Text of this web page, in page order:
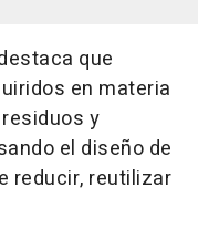
que
en materia
y
el diseño de
reducir, reutilizar